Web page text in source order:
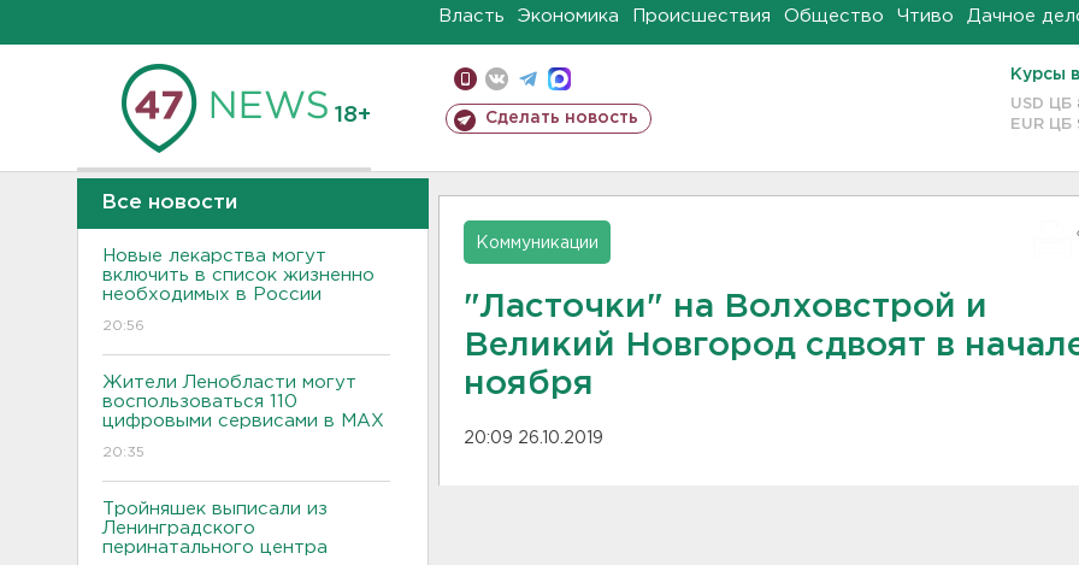
Власть Экономика Происшествия Общество Чтиво Дачное
18+ Сделать новость
Курсы
USD ЦБ
EUR ЦБ
Все новости
Новые лекарства могут
включить в список жизненно
необходимых в России
20:56
Жители Ленобласти могут
воспользоваться 110
цифровыми сервисами в МАХ
20:35
Тройняшек выписали из
Ленинградского
перинатального центра
Коммуникации
"Ласточки" на Волховстрой и
Великий Новгород сдвоят в
ноября
20:09 26.10.2019